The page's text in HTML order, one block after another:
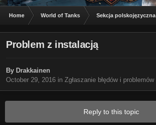
Home World of Tanks Sekcja polskojęzyczna
Problem z instalacją
By Drakkainen
October 29, 2016 in Zgłaszanie błędów i problemów
Reply to this topic